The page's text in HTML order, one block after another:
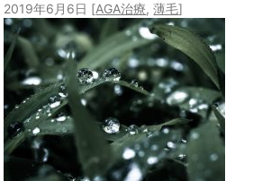
2019年6月6日 [AGA治療,薄毛]